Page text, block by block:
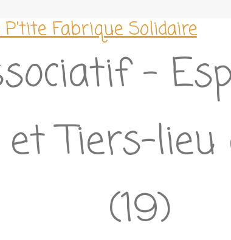
Fabrique Solidaire
–
et Tiers-lieu
(19)